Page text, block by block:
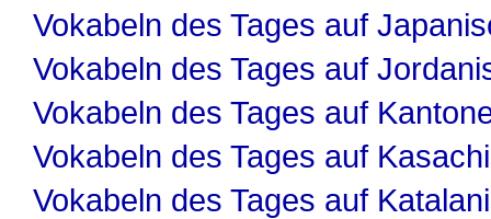
Vokabeln des Tages auf
Vokabeln des Tages auf
Vokabeln des Tages auf
Vokabeln des Tages auf
Vokabeln des Tages auf